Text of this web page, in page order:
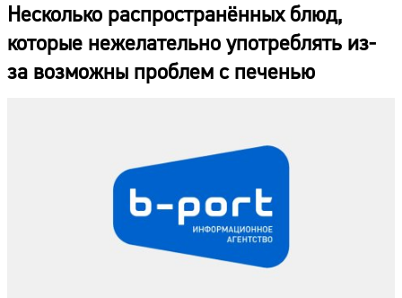
Несколько распространённых блюд,
которые нежелательно употреблять из-
за возможны проблем с печенью